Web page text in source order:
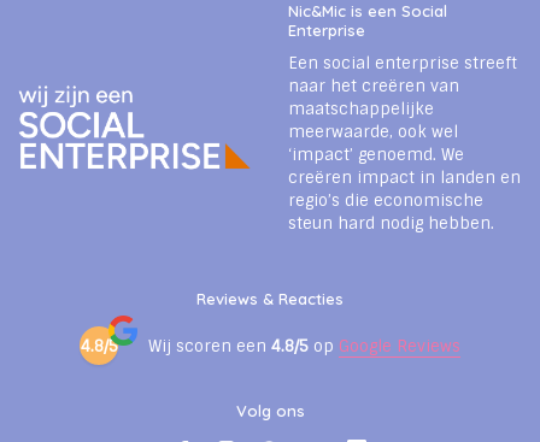
Nic&Mic is een Social
Enterprise
Een social enterprise streeft
naar het creëren van
maatschappelijke
meerwaarde, ook wel
‘impact’ genoemd. We
creëren impact in landen en
regio’s die economische
steun hard nodig hebben.
Reviews & Reacties
4.8/5 Wij scoren een 4.8/5 op Google Reviews
Volg ons